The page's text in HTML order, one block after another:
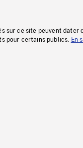
sur ce site peuvent dater
pour certains publics.
En